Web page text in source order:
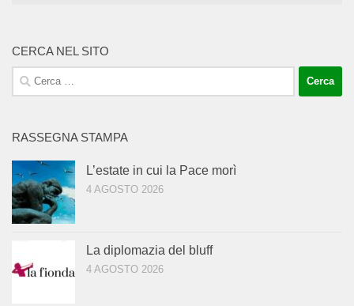
CERCA NEL SITO
Ricerca
per:
RASSEGNA STAMPA
L’estate in cui la Pace morì
4 AGOSTO 2026
La diplomazia del bluff
4 AGOSTO 2026